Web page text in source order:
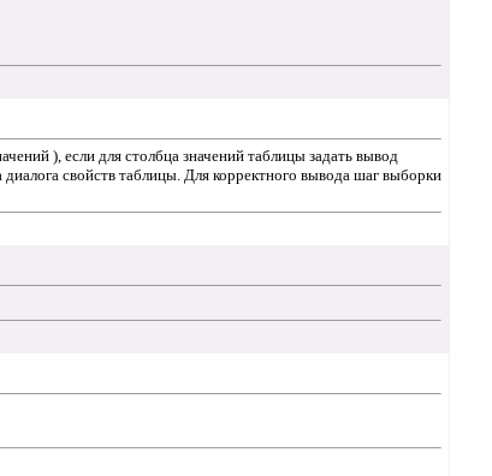
), если для столбца значений таблицы задать вывод
свойств таблицы. Для корректного вывода шаг выборки